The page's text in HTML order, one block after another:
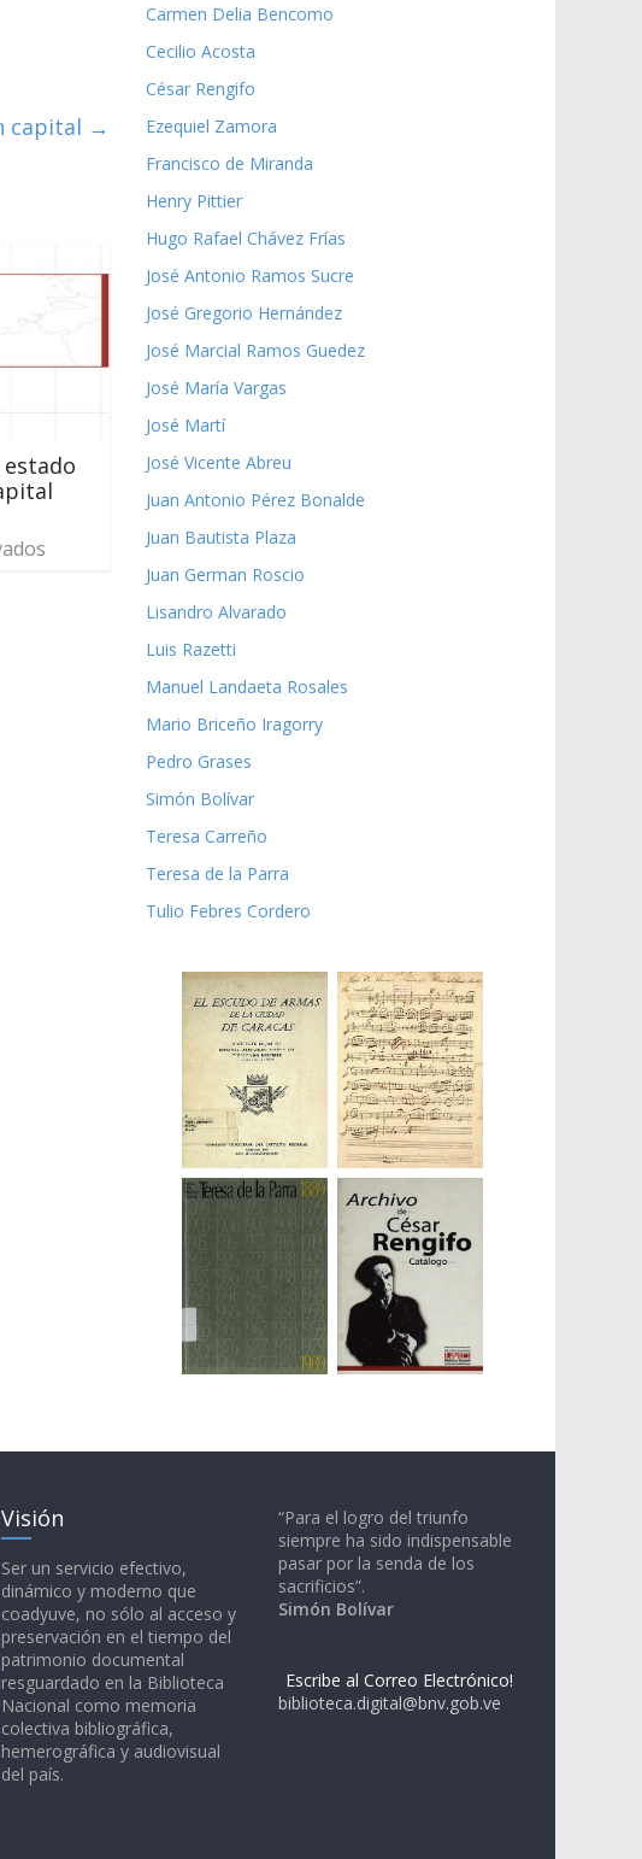
capital →
Carmen Delia Bencomo
Cecilio Acosta
César Rengifo
Ezequiel Zamora
Francisco de Miranda
Henry Pittier
Hugo Rafael Chávez Frías
José Antonio Ramos Sucre
José Gregorio Hernández
José Marcial Ramos Guedez
José María Vargas
José Martí
José Vicente Abreu
Juan Antonio Pérez Bonalde
Juan Bautista Plaza
Juan German Roscio
Lisandro Alvarado
Luis Razetti
Manuel Landaeta Rosales
Mario Briceño Iragorry
Pedro Grases
Simón Bolívar
Teresa Carreño
Teresa de la Parra
Tulio Febres Cordero
Visión
Ser un servicio efectivo,
dinámico y moderno que
coadyuve, no sólo al acceso y
preservación en el tiempo del
patrimonio documental
resguardado en la Biblioteca
Nacional como memoria
colectiva bibliográfica,
hemerográfica y audiovisual
del país.
“Para el logro del triunfo
siempre ha sido indispensable
pasar por la senda de los
sacrificios”.
Simón Bolívar
Escribe al Correo Electrónico!
biblioteca.digital@bnv.gob.ve